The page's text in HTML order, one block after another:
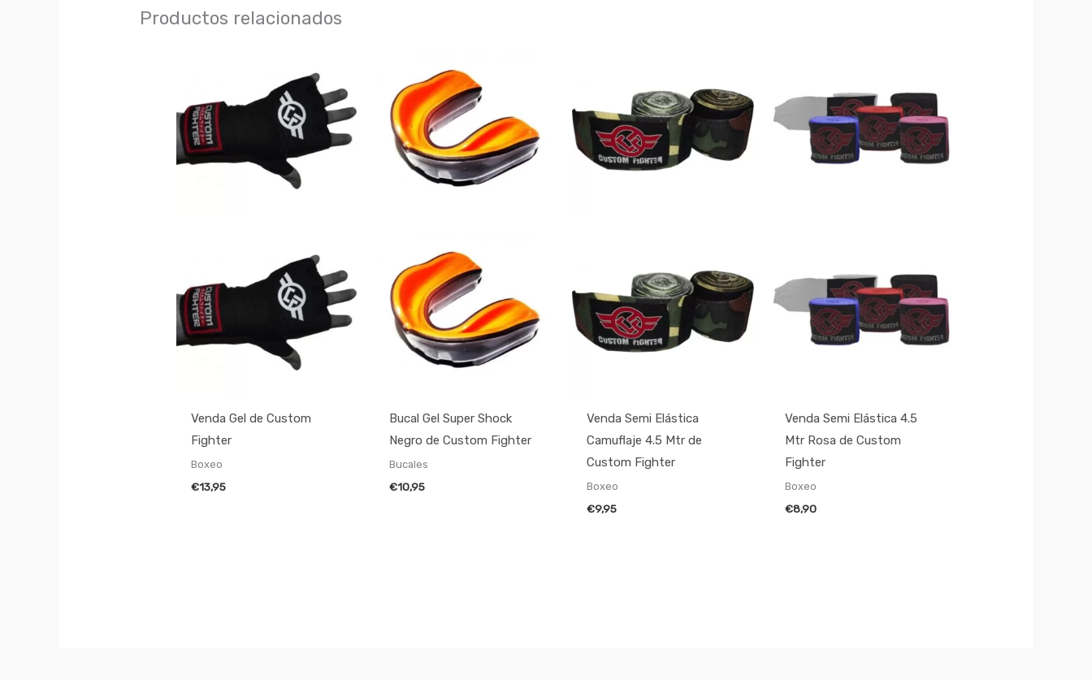
Productos relacionados
Venda Gel de Custom
Fighter
Boxeo
€13,95
Bucal Gel Super Shock
Negro de Custom Fighter
Bucales
€10,95
Venda Semi Elástica
Camuflaje 4.5 Mtr de
Custom Fighter
Boxeo
€9,95
Venda Semi Elástica 4.5
Mtr Rosa de Custom
Fighter
Boxeo
€8,90